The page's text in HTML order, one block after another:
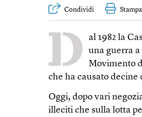
Condividi Stampa
D
al 1982 la
una guerra
Movimento
che ha causato
Oggi, dopo vari
illeciti che sulla lotta